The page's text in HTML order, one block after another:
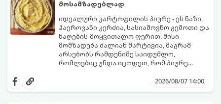
მოსამზადებლად
იდეალური კარტოფილის პიურე - ეს ნაზი,
ჰაეროვანი კერძია, სასიამოვნო გემოთი და
ნაღების-მოყვითალო ფერით. მისი
მომზადება ძალიან მარტივია, მაგრამ
არსებობს რამდენიმე საიდუმლო,
რომლებიც უნდა იცოდეთ, რომ პიურე
2026/08/07 14:00